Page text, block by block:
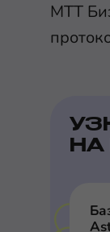
МТТ
НА